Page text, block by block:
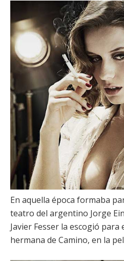
En aquella época formaba
teatro del argentino Jorge
Javier Fesser la escogió para
hermana de Camino, en la